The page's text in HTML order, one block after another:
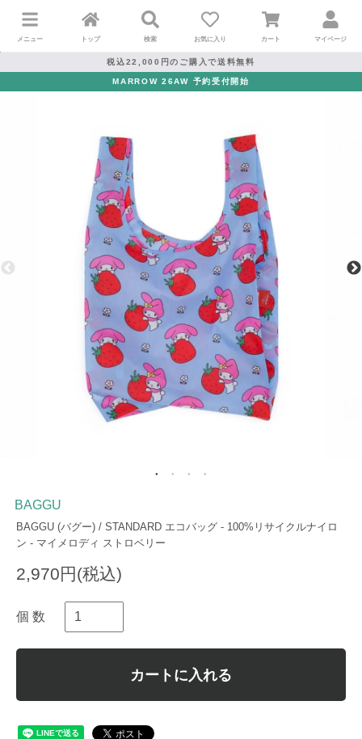
メニュー トップ 検索 お気に入り カート マイページ
税込22,000円のご購入で送料無料
MARROW 26AW 予約受付開始
BAGGU
BAGGU (バグー) / STANDARD エコバッグ - 100%リサイクルナイロ
ン - マイメロディ ストロベリー
2,970円(税込)
個 数
カートに入れる